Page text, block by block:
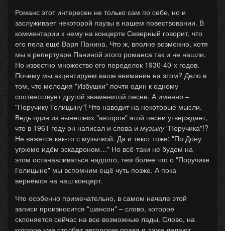
Романс этот интересен не только сам по себе, но и
заслуживает некоторой паузы в нашем повествовании. В
комментарии к нему на концерте Северный говорит, что
его пела ещё Варя Панина. Что ж, вполне возможно, хотя
мы в репертуаре Паниной этого романса так и не нашли.
Но известно множество его переделок 1930-40-х годов.
Почему мы акцентируем ваше внимание на этом? Дело в
том, что мелодия "Избушки" почти один к одному
соответствует другой знаменитой песне. А именно –
"Поручику Голицыну"! Что наводит на некоторые мысли.
Ведь один из нынешних "авторов" этой песни утверждает,
что в 1961 году он написал и слова и музыку"Поручика"!?
Не вяжется как-то с музычкой. Да и текст тоже: "По Дону
угрюмо идём эскадроном…" Но всё-таки не будем на
этом останавливаться надолго, тем более что о "Поручике
Голицыне" мы вспомним ещё чуть позже. А пока
вернёмся на наш концерт.
Что особенно примечательно, в самом начале этой
записи произносится "шансон" – слово, которое
склоняется сейчас на все возможные лады. Слово, на